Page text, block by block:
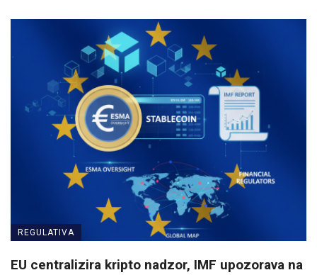
REGULATIVA
EU centralizira kripto nadzor, IMF upozorava na